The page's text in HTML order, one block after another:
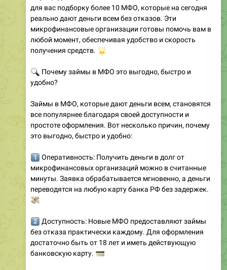
для вас подборку более 10 МФО, которые на сегодня
реально дают деньги всем без отказов. Эти
микрофинансовые организации готовы помочь вам в
любой момент, обеспечивая удобство и скорость
получения средств.
🌟
Почему займы в МФО это выгодно, быстро и
удобно?
Займы в МФО, которые дают деньги всем, становятся
все популярнее благодаря своей доступности и
простоте оформления. Вот несколько причин, почему
это выгодно, быстро и удобно:
Оперативность: Получить деньги в долг от
микрофинансовых организаций можно в считанные
минуты. Заявка обрабатывается мгновенно, а деньги
переводятся на любую карту банка РФ без задержек.
Доступность: Новые МФО предоставляют займы
без отказа практически каждому. Для оформления
достаточно быть от 18 лет и иметь действующую
банковскую карту.
💳